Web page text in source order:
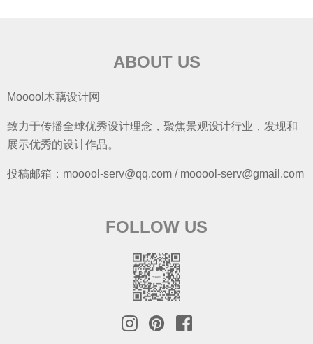
ABOUT US
Mooool木藕设计网
致力于传播全球优秀设计理念，聚焦景观设计行业，发现和
展示优秀的设计作品。
投稿邮箱：mooool-serv@qq.com / mooool-serv@gmail.com
FOLLOW US